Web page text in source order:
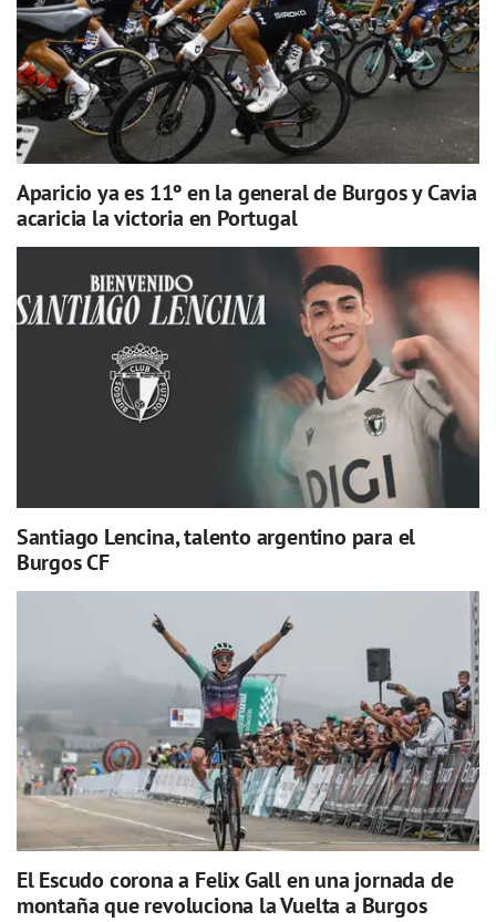
Aparicio ya es 11º en la general de Burgos y Cavia
acaricia la victoria en Portugal
Santiago Lencina, talento argentino para el
Burgos CF
El Escudo corona a Felix Gall en una jornada de
montaña que revoluciona la Vuelta a Burgos